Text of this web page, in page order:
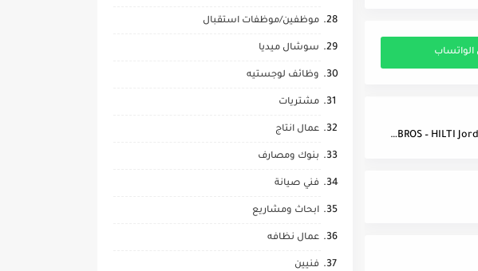
SAKKAB BROS – HILTI Jordan is seeking to recruit "Field Engineer"
موظفين/موظفات استقبال
سوشال ميديا
وظائف لوجستيه
مشتريات
عمال انتاج
بنوك ومصارف
فني صيانة
ابحاث ومشاريع
عمال نظافه
فنيين